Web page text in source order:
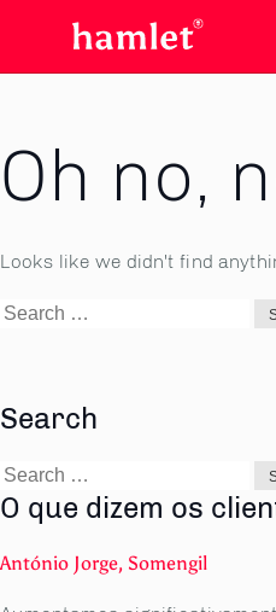
Oh no,
Looks like we didn't find
Search
Search
Search
for:
O que dizem os
António Jorge, Somengil